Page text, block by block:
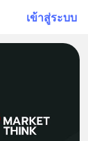
เข้าสู่ระบบ